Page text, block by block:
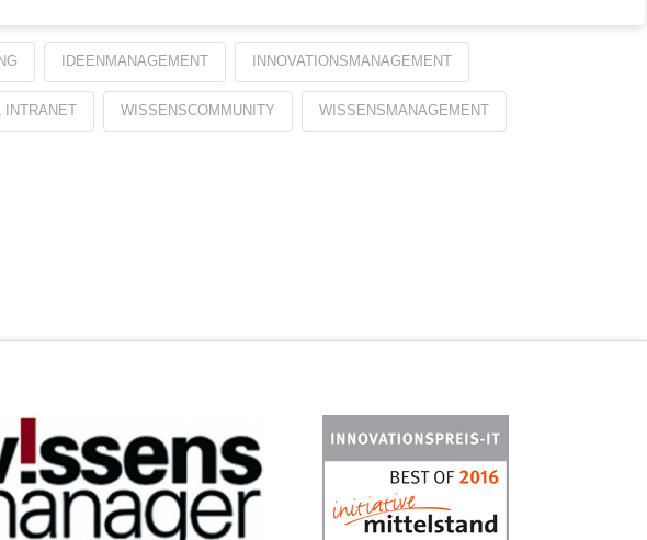
IDEENMANAGEMENT INNOVATIONSMANAGEMENT
INTRANET WISSENSCOMMUNITY WISSENSMANAGEMENT